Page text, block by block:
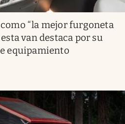
“la mejor furgoneta
van destaca por su
equipamiento